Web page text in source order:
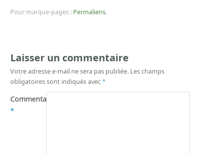
Pour marque-pages : Permaliens.
Laisser un commentaire
Votre adresse e-mail ne sera pas publiée. Les champs
obligatoires sont indiqués avec*
Commentaire
*